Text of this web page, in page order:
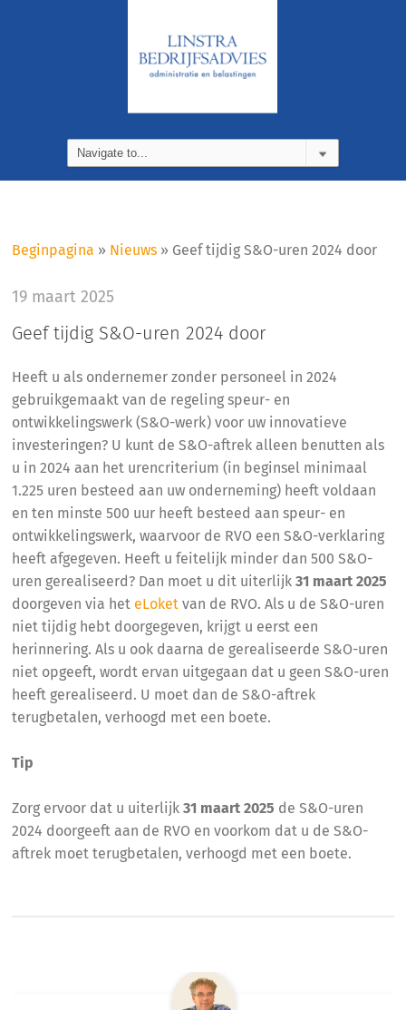
Beginpagina » Nieuws » Geef tijdig S&O-uren 2024 door
19 maart 2025
Geef tijdig S&O-uren 2024 door
Heeft u als ondernemer zonder personeel in 2024
gebruikgemaakt van de regeling speur- en
ontwikkelingswerk (S&O-werk) voor uw innovatieve
investeringen? U kunt de S&O-aftrek alleen benutten als
u in 2024 aan het urencriterium (in beginsel minimaal
1.225 uren besteed aan uw onderneming) heeft voldaan
en ten minste 500 uur heeft besteed aan speur- en
ontwikkelingswerk, waarvoor de RVO een S&O-verklaring
heeft afgegeven. Heeft u feitelijk minder dan 500 S&O-
uren gerealiseerd? Dan moet u dit uiterlijk31 maart 2025
doorgeven via het eLoket van de RVO. Als u de S&O-uren
niet tijdig hebt doorgegeven, krijgt u eerst een
herinnering. Als u ook daarna de gerealiseerde S&O-uren
niet opgeeft, wordt ervan uitgegaan dat u geen S&O-uren
heeft gerealiseerd. U moet dan de S&O-aftrek
terugbetalen, verhoogd met een boete.
Tip
Zorg ervoor dat u uiterlijk31 maart 2025 de S&O-uren
2024 doorgeeft aan de RVO en voorkom dat u de S&O-
aftrek moet terugbetalen, verhoogd met een boete.